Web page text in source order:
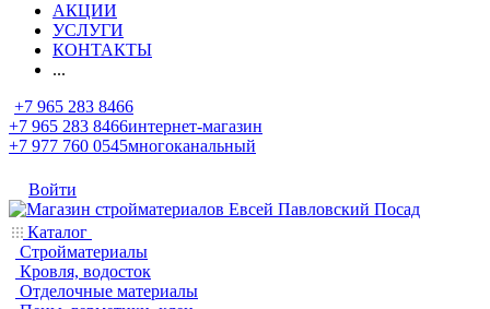
АКЦИИ
УСЛУГИ
КОНТАКТЫ
...
+7 965 283 8466
+7 965 283 8466интернет-магазин
+7 977 760 0545многоканальный
Войти
Каталог
Стройматериалы
Кровля, водосток
Отделочные материалы